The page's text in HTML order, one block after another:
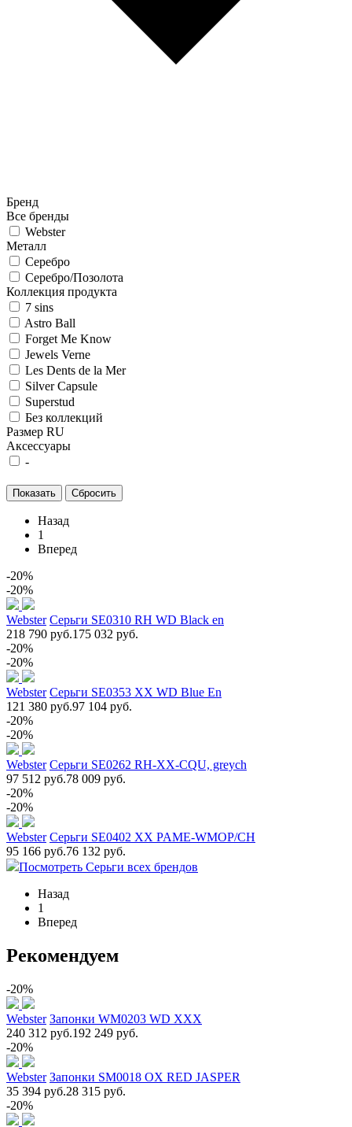
Бренд
Все бренды
Webster
Металл
Серебро
Серебро/Позолота
Коллекция продукта
7 sins
Astro Ball
Forget Me Know
Jewels Verne
Les Dents de la Mer
Silver Capsule
Superstud
Без коллекций
Размер RU
Аксессуары
-
Назад
1
Вперед
-20%
-20%
Webster Серьги SE0310 RH WD Black en
218 790 руб.175 032 руб.
-20%
-20%
Webster Серьги SE0353 XX WD Blue En
121 380 руб.97 104 руб.
-20%
-20%
Webster Серьги SE0262 RH-XX-CQU, greych
97 512 руб.78 009 руб.
-20%
-20%
Webster Серьги SE0402 XX PAME-WMOP/CH
95 166 руб.76 132 руб.
Посмотреть Серьги всех брендов
Назад
1
Вперед
Рекомендуем
-20%
Webster Запонки WM0203 WD XXX
240 312 руб.192 249 руб.
-20%
Webster Запонки SM0018 OX RED JASPER
35 394 руб.28 315 руб.
-20%